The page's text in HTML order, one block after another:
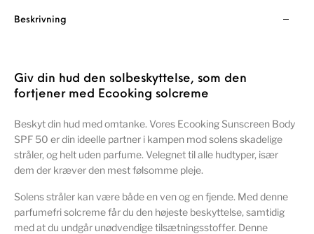
Beskrivning
Giv din hud den solbeskyttelse, som den
fortjener med Ecooking solcreme
Beskyt din hud med omtanke. Vores Ecooking Sunscreen Body
SPF 50 er din ideelle partner i kampen mod solens skadelige
stråler, og helt uden parfume. Velegnet til alle hudtyper, især
dem der kræver den mest følsomme pleje.
Solens stråler kan være både en ven og en fjende. Med denne
parfumefri solcreme får du den højeste beskyttelse, samtidig
med at du undgår unødvendige tilsætningsstoffer. Denne